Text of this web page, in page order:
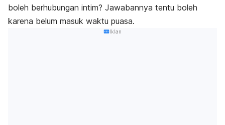
boleh berhubungan intim? Jawabannya tentu boleh
karena belum masuk waktu puasa.
Iklan